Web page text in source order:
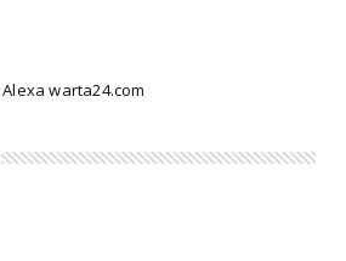
Alexa warta24.com